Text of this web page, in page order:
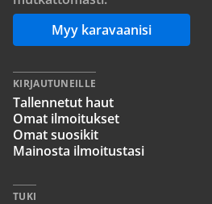
Myy karavaanisi
KIRJAUTUNEILLE
Tallennetut haut
Omat ilmoitukset
Omat suosikit
Mainosta ilmoitustasi
TUKI